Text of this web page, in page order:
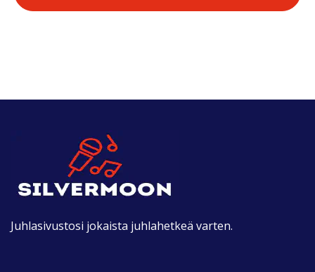
Juhlasivustosi jokaista juhlahetkeä varten.